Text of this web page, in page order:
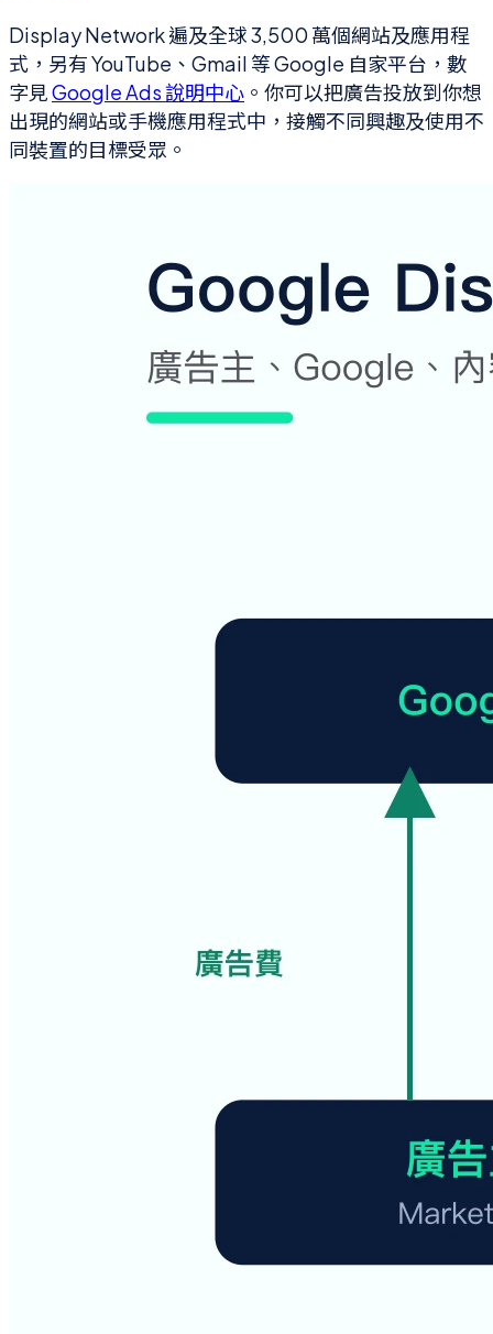
Display Network 遍及全球 3,500 萬個網站及應用程
式，另有 YouTube、Gmail 等 Google 自家平台，數
字見Google Ads 說明中心 。你可以把廣告投放到你想
出現的網站或手機應用程式中，接觸不同興趣及使用不
同裝置的目標受眾。